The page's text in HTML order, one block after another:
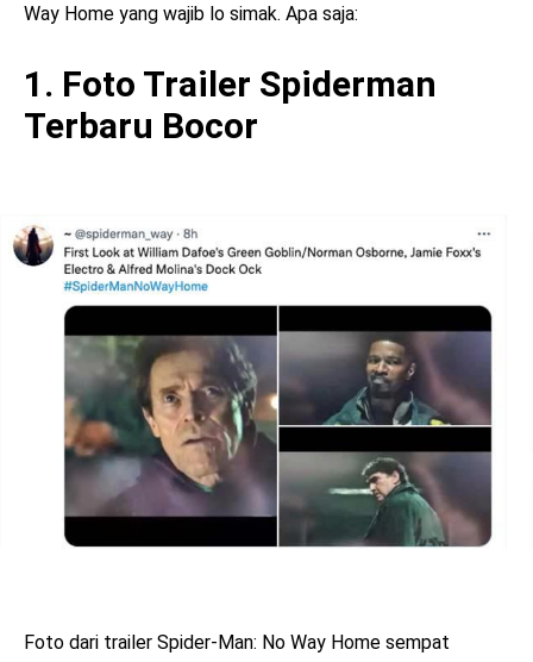
Way Home yang wajib lo simak. Apa saja:
1. Foto Trailer Spiderman
Terbaru Bocor
Foto dari trailer Spider-Man: No Way Home sempat